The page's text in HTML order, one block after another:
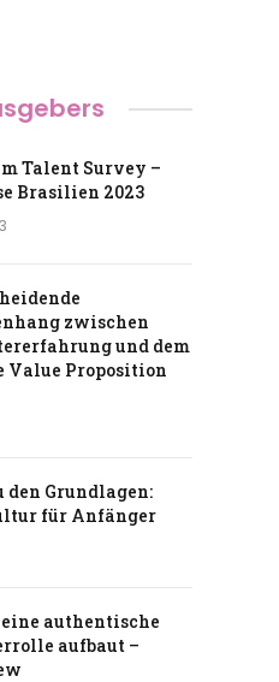
Talent Survey –
Brasilien 2023
zwischen
und dem
Value Proposition
den Grundlagen:
für Anfänger
authentische
aufbaut –